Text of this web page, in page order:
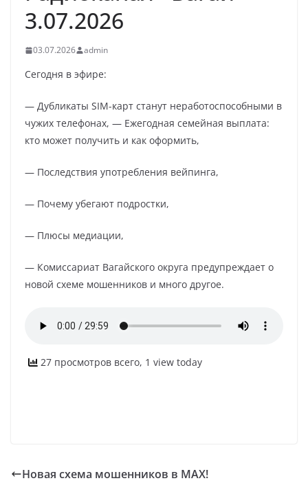
3.07.2026
03.07.2026 admin
Сегодня в эфире:
— Дубликаты SIM-карт станут неработоспособными в
чужих телефонах, — Ежегодная семейная выплата:
кто может получить и как оформить,
— Последствия употребления вейпинга,
— Почему убегают подростки,
— Плюсы медиации,
— Комиссариат Вагайского округа предупреждает о
новой схеме мошенников и много другое.
27 просмотров всего, 1 view today
Новая схема мошенников в MAX!